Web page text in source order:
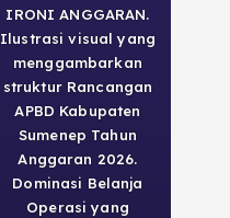
IRONI ANGGARAN.
Ilustrasi visual yang
menggambarkan
struktur Rancangan
APBD Kabupaten
Sumenep Tahun
Anggaran 2026.
Dominasi Belanja
Operasi yang